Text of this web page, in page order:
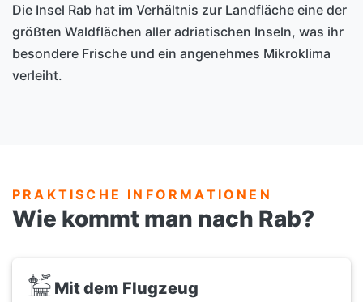
Die Insel Rab hat im Verhältnis zur Landfläche eine der
größten Waldflächen aller adriatischen Inseln, was ihr
besondere Frische und ein angenehmes Mikroklima
verleiht.
PRAKTISCHE INFORMATIONEN
Wie kommt man nach Rab?
Mit dem Flugzeug